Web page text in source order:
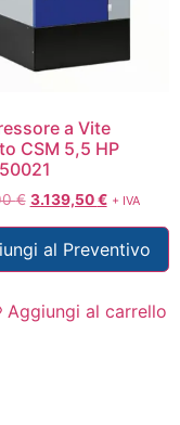
a Vite
CSM 5,5 HP
€ 3.139,50€ + IVA
al Preventivo
Aggiungi al carrello